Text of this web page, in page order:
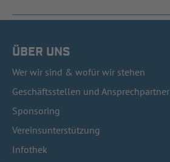
ÜBER UNS
Wer wir sind & wofür wir stehen
Geschäftsstellen und Ansprechpartner
Sponsoring
Vereinsunterstützung
Infothek